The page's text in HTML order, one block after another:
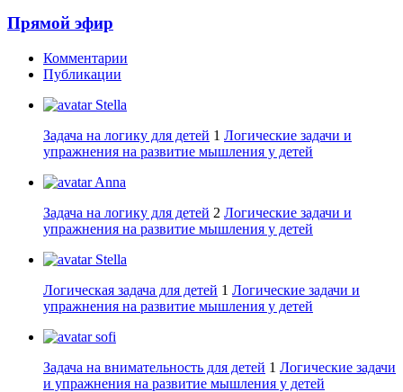
Прямой эфир
Комментарии
Публикации
Stella
Задача на логику для детей 1 Логические задачи и
упражнения на развитие мышления у детей
Anna
Задача на логику для детей 2 Логические задачи и
упражнения на развитие мышления у детей
Stella
Логическая задача для детей 1 Логические задачи и
упражнения на развитие мышления у детей
sofi
Задача на внимательность для детей 1 Логические задачи
и упражнения на развитие мышления у детей